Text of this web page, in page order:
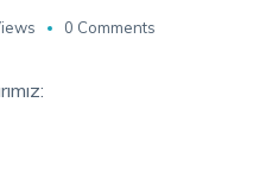
0 Comments